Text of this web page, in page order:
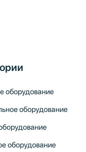
оборудование
оборудование
оборудование